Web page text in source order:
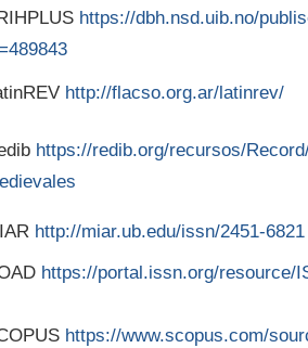
https://dbh.nsd.uib.no/
http://flacso.org.ar/latinrev/
https://redib.org/recursos/
http://miar.ub.edu/issn/2451-6821
https://portal.issn.org/resource/
https://www.scopus.com/